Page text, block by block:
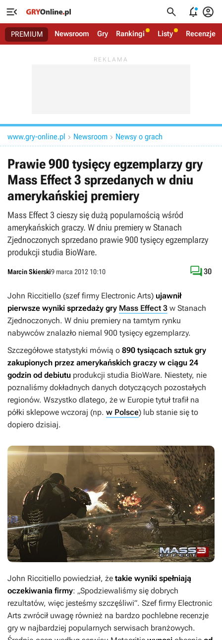
   
PREMIUM Newsroom Gry Rankingi Listy Recenzje
www.gry-online.pl  Newsroom  Newsy o grach
Prawie 900 tysięcy egzemplarzy gry
Mass Effect 3 sprzedanych w dniu
amerykańskiej premiery
Mass Effect 3 cieszy się dużą popularnością wśród
amerykańskich graczy. W dniu premiery w Stanach
Zjednoczonych sprzedano prawie 900 tysięcy egzemplarzy
produkcji studia BioWare.
Marcin Skierski9 marca 2012 10:10 30
John Riccitiello (szef firmy Electronic Arts) ujawnił
pierwsze wyniki sprzedaży gry Mass Effect 3 w Stanach
Zjednoczonych. W dniu premiery na tamtym rynku
nabywców znalazło niemal 900 tysięcy egzemplarzy.
Szczegółowe statystyki mówią o 890 tysiącach sztuk gry
zakupionych przez amerykańskich graczy w ciągu 24
godzin od debiutu produkcji studia BioWare. Niestety, nie
poznaliśmy dokładnych danych dotyczących pozostałych
regionów. Wszystko dlatego, że w Europie tytuł trafił na
półki sklepowe wczoraj (np. w Polsce) lub stanie się to
dopiero dzisiaj.
John Riccitiello powiedział, że takie wyniki spełniają
oczekiwania firmy: „Spodziewaliśmy się dobrych
rezultatów, więc jesteśmy szczęśliwi”. Szef firmy Electronic
Arts zwrócił uwagę również na bardzo pochlebne recenzje
gry w najbardziej popularnych serwisach branżowych.